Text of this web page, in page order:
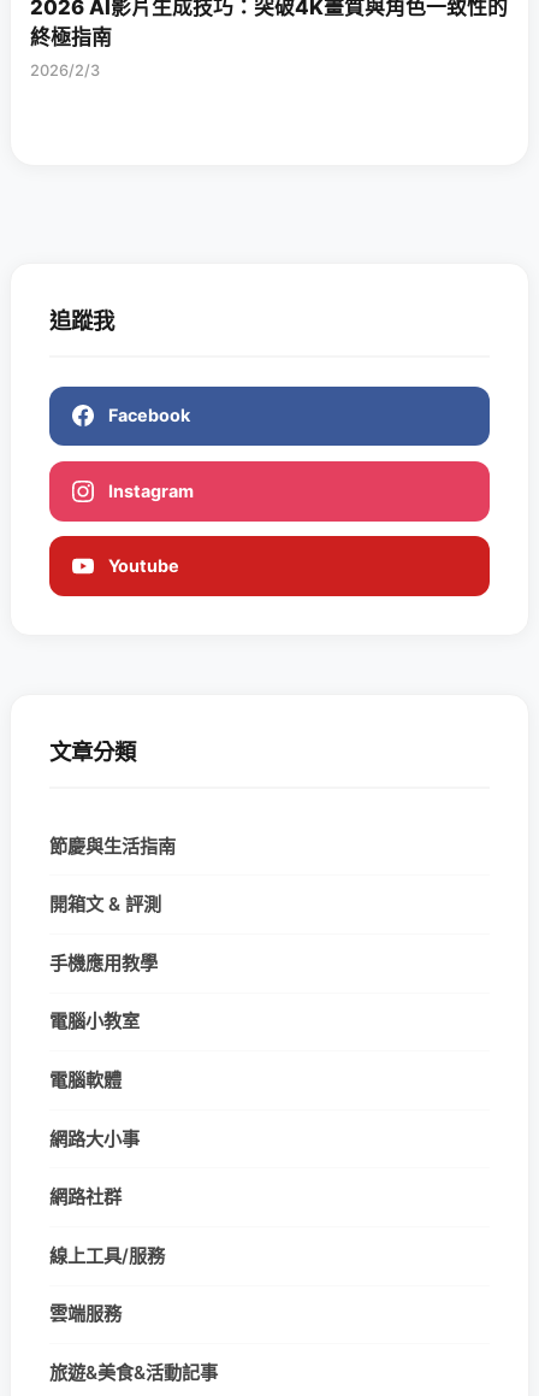
2026 AI影片生成技巧：突破4K畫質與角色一致性的
終極指南
2026/2/3
追蹤我
Facebook
Instagram
Youtube
文章分類
節慶與生活指南
開箱文 & 評測
手機應用教學
電腦小教室
電腦軟體
網路大小事
網路社群
線上工具/服務
雲端服務
旅遊&美食&活動記事